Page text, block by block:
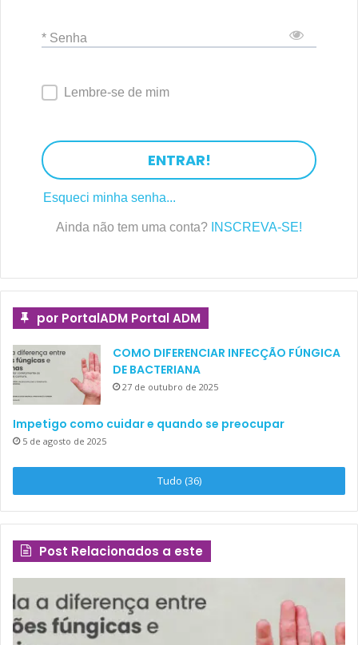
* Senha
Lembre-se de mim
ENTRAR!
Esqueci minha senha...
Ainda não tem uma conta? INSCREVA-SE!
por PortalADM Portal ADM
COMO DIFERENCIAR INFECÇÃO FÚNGICA
DE BACTERIANA
27 de outubro de 2025
Impetigo como cuidar e quando se preocupar
5 de agosto de 2025
Tudo (36)
Post Relacionados a este